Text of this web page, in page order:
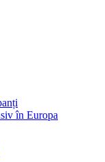
în Europa